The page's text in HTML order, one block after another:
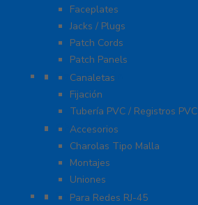
Faceplates
Jacks / Plugs
Patch Cords
Patch Panels
Canalización
Canaletas
Fijación
Tubería PVC / Registros PVC
Charola
Accesorios
Charolas Tipo Malla
Montajes
Uniones
Conectores
Para Redes RJ-45